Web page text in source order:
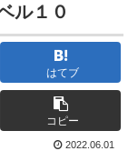
ル１０
はてブ
コピー
2022.06.01